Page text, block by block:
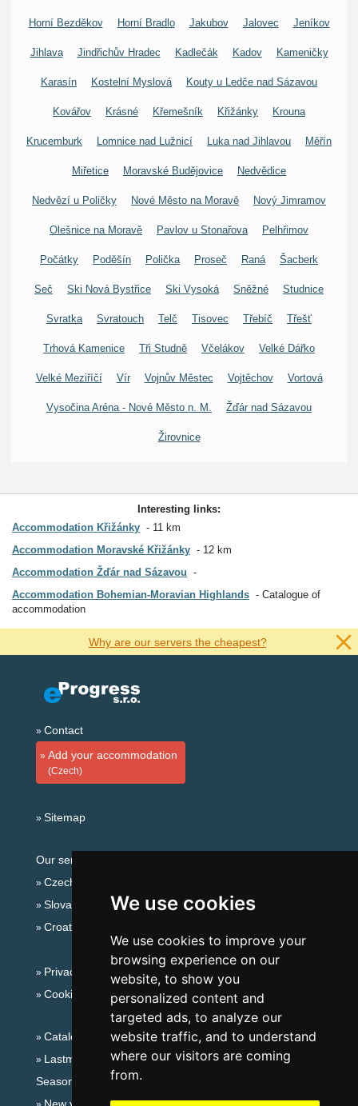
We use cookies
We use cookies to improve your
browsing experience on our
website, to show you
personalized content and
targeted ads, to analyze our
website traffic, and to understand
where our visitors are coming
from.
Horní Bezděkov Horní Bradlo Jakubov Jalovec Jeníkov
Jihlava Jindřichův Hradec Kadlečák Kadov Kameničky
Karasín Kostelní Myslová Kouty u Ledče nad Sázavou
Kovářov Krásné Křemešník Křižánky Krouna
Krucemburk Lomnice nad Lužnicí Luka nad Jihlavou Měřín
Miřetice Moravské Budějovice Nedvědice
Nedvězí u Poličky Nové Město na Moravě Nový Jimramov
Olešnice na Moravě Pavlov u Stonařova Pelhřimov
Počátky Poděšín Polička Proseč Raná Šacberk
Seč Ski Nová Bystřice Ski Vysoká Sněžné Studnice
Svratka Svratouch Telč Tisovec Třebíč Třešť
Trhová Kamenice Tři Studně Včelákov Velké Dářko
Velké Meziříčí Vír Vojnův Městec Vojtěchov Vortová
Vysočina Aréna - Nové Město n. M. Žďár nad Sázavou
Žirovnice
Interesting links:
Accommodation Křižánky
11 km
Accommodation Moravské Křižánky
12 km
Accommodation Žďár nad Sázavou
Accommodation Bohemian-Moravian Highlands
Catalogue of
accommodation
Why are our servers the cheapest?
Contact
Add your accommodation
(Czech)
Sitemap
Our servers:
Czech mountains
Slovakian mountains
Croatian Adriatic
Privacy policy
Cookies
Catalog of accommodation
Lastminute Bohemian-Moravian Highlands
Seasonal links: